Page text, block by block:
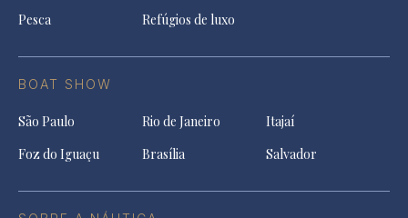
Pesca
Refúgios de luxo
BOAT SHOW
São Paulo Rio de Janeiro
Itajaí
Foz do Iguaçu
Brasília Salvador